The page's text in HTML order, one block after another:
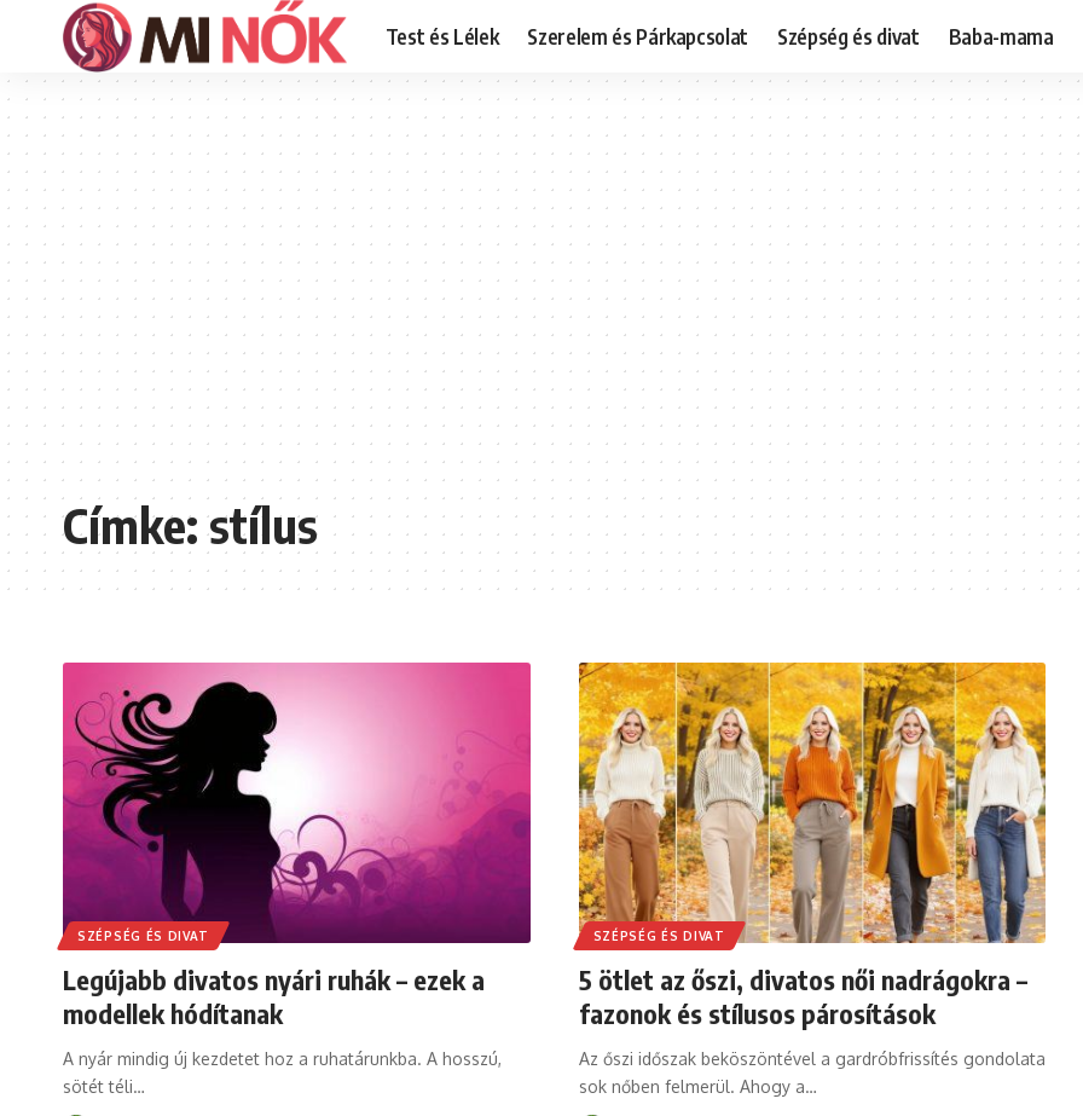
Test és Lélek Szerelem és Párkapcsolat Szépség és divat Baba-mama
Címke:stílus
SZÉPSÉG ÉS DIVAT
Legújabb divatos nyári ruhák – ezek a
modellek hódítanak
A nyár mindig új kezdetet hoz a ruhatárunkba. A hosszú,
sötét téli…
SZÉPSÉG ÉS DIVAT
5 ötlet az őszi, divatos női nadrágokra –
fazonok és stílusos párosítások
Az őszi időszak beköszöntével a gardróbfrissítés gondolata
sok nőben felmerül. Ahogy a…